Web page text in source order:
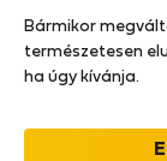
Az Ön
Bérelhető
Bármikor
természetesen
ha úgy kívánja.